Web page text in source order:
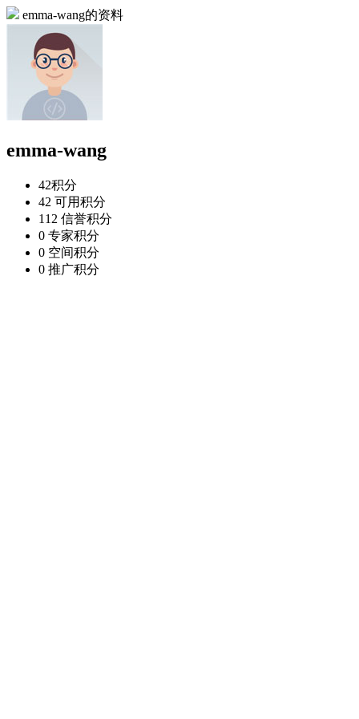
emma-wang的资料
emma-wang
42积分
42 可用积分
112 信誉积分
0 专家积分
0 空间积分
0 推广积分